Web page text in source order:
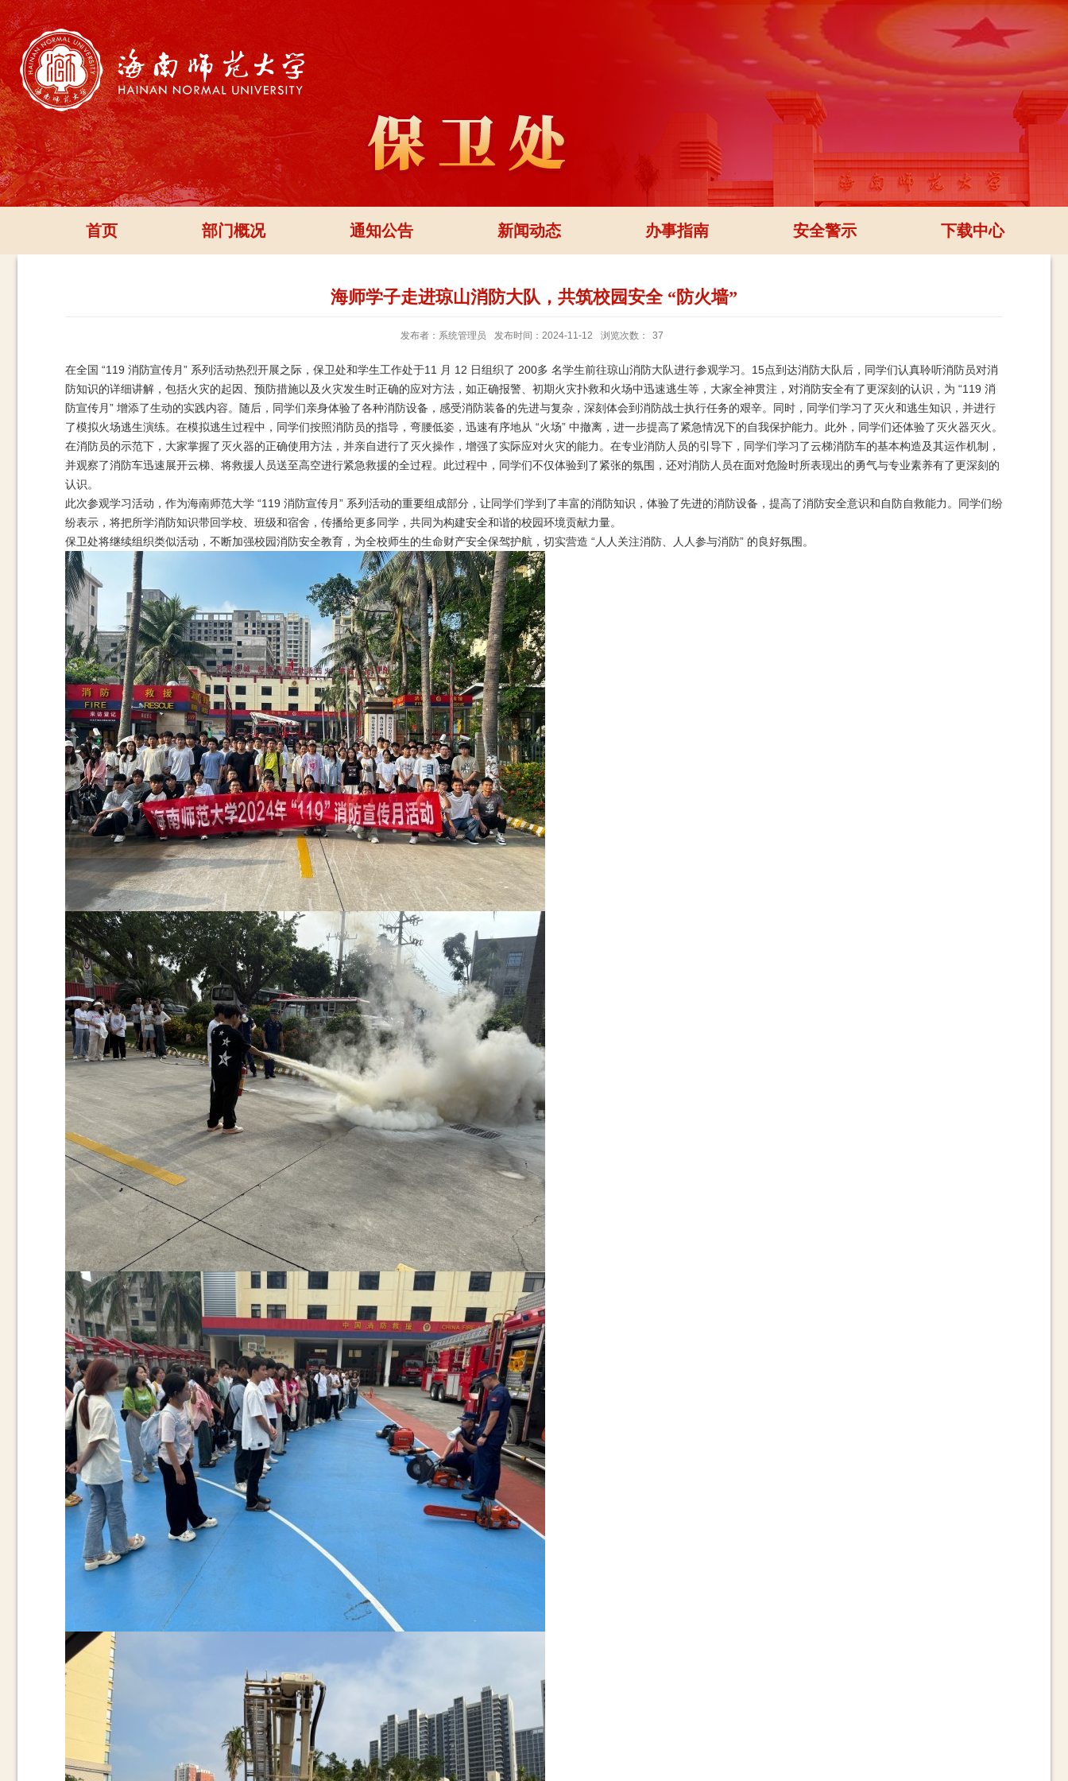
首页 部门概况 通知公告 新闻动态 办事指南 安全警示 下载中心
海师学子走进琼山消防大队，共筑校园安全 “防火墙”
发布者：系统管理员 发布时间：2024-11-12 浏览次数： 37
在全国 “119 消防宣传月” 系列活动热烈开展之际，保卫处和学生工作处于11 月 12 日组织了 200多 名学生前往琼山消防大队进行参观学习。15点到达消防大队后，同学们认真聆听消防员对消
防知识的详细讲解，包括火灾的起因、预防措施以及火灾发生时正确的应对方法，如正确报警、初期火灾扑救和火场中迅速逃生等，大家全神贯注，对消防安全有了更深刻的认识，为 “119 消
防宣传月” 增添了生动的实践内容。随后，同学们亲身体验了各种消防设备，感受消防装备的先进与复杂，深刻体会到消防战士执行任务的艰辛。同时，同学们学习了灭火和逃生知识，并进行
了模拟火场逃生演练。在模拟逃生过程中，同学们按照消防员的指导，弯腰低姿，迅速有序地从 “火场” 中撤离，进一步提高了紧急情况下的自我保护能力。此外，同学们还体验了灭火器灭火。
在消防员的示范下，大家掌握了灭火器的正确使用方法，并亲自进行了灭火操作，增强了实际应对火灾的能力。在专业消防人员的引导下，同学们学习了云梯消防车的基本构造及其运作机制，
并观察了消防车迅速展开云梯、将救援人员送至高空进行紧急救援的全过程。此过程中，同学们不仅体验到了紧张的氛围，还对消防人员在面对危险时所表现出的勇气与专业素养有了更深刻的
认识。
此次参观学习活动，作为海南师范大学 “119 消防宣传月” 系列活动的重要组成部分，让同学们学到了丰富的消防知识，体验了先进的消防设备，提高了消防安全意识和自防自救能力。同学们纷
纷表示，将把所学消防知识带回学校、班级和宿舍，传播给更多同学，共同为构建安全和谐的校园环境贡献力量。
保卫处将继续组织类似活动，不断加强校园消防安全教育，为全校师生的生命财产安全保驾护航，切实营造 “人人关注消防、人人参与消防” 的良好氛围。